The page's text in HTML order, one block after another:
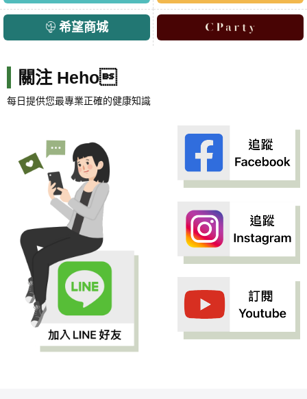
希望商城
關注 Heho
每日提供您最專業正確的健康知識